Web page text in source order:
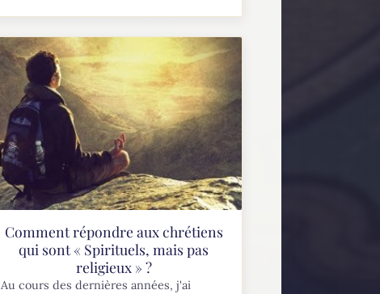
Comment répondre aux chrétiens
qui sont « Spirituels, mais pas
religieux » ?
Au cours des dernières années, j'ai